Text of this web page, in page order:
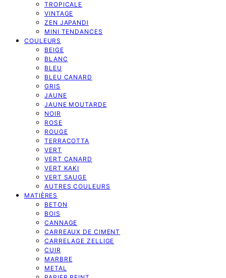
TROPICALE
VINTAGE
ZEN JAPANDI
MINI TENDANCES
COULEURS
BEIGE
BLANC
BLEU
BLEU CANARD
GRIS
JAUNE
JAUNE MOUTARDE
NOIR
ROSE
ROUGE
TERRACOTTA
VERT
VERT CANARD
VERT KAKI
VERT SAUGE
AUTRES COULEURS
MATIÈRES
BETON
BOIS
CANNAGE
CARREAUX DE CIMENT
CARRELAGE ZELLIGE
CUIR
MARBRE
METAL